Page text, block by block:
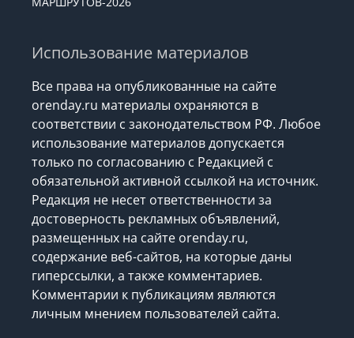
Использование материалов
Все права на опубликованные на сайте
orenday.ru материалы охраняются в
соответствии с законодательством РФ. Любое
использование материалов допускается
только по согласованию с Редакцией с
обязательной активной ссылкой на источник.
Редакция не несет ответственности за
достоверность рекламных объявлений,
размещенных на сайте orenday.ru,
содержание веб-сайтов, на которые даны
гиперссылки, а также комментариев.
Комментарии к публикациям являются
личным мнением пользователей сайта.